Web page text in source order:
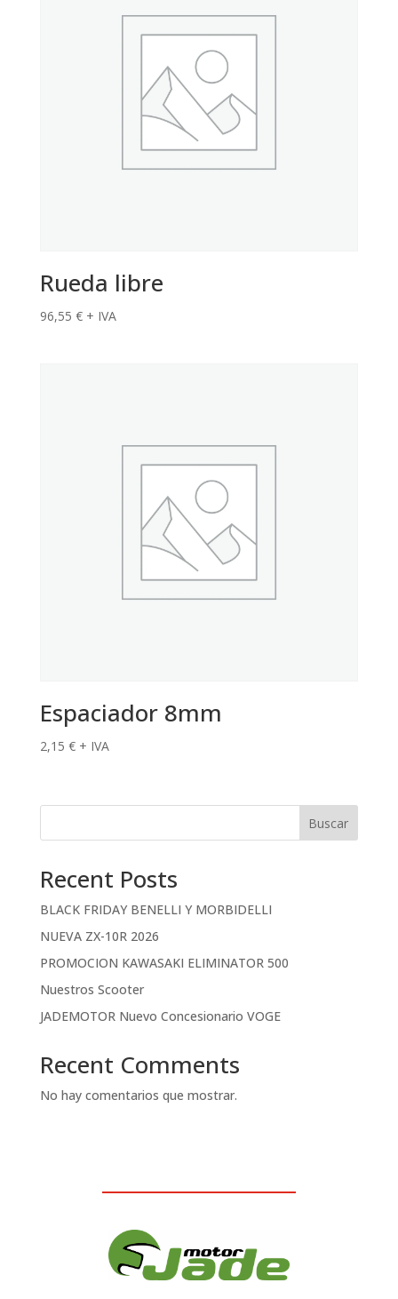
Rueda libre
96,55 € + IVA
Espaciador 8mm
2,15 € + IVA
Buscar
Recent Posts
BLACK FRIDAY BENELLI Y MORBIDELLI
NUEVA ZX-10R 2026
PROMOCION KAWASAKI ELIMINATOR 500
Nuestros Scooter
JADEMOTOR Nuevo Concesionario VOGE
Recent Comments
No hay comentarios que mostrar.